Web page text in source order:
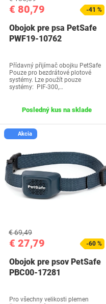
€ 80,79 -41 %
Obojok pre psa PetSafe
PWF19-10762
Přídavný přijímač obojku PetSafe
Pouze pro bezdrátové plotové
systémy. Lze použít pouze
systémy: PIF-300,…
Posledný kus na sklade
Akcia
€ 27,79
€ 69,49
-60 %
Obojok pre psov PetSafe
PBC00-17281
Pro všechny velikosti plemen